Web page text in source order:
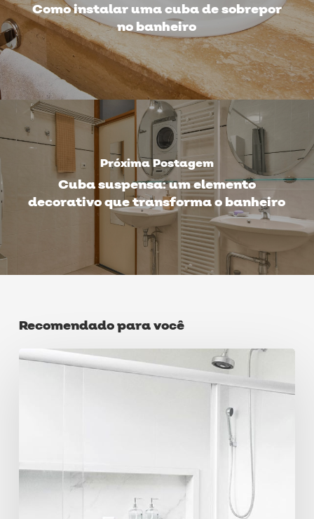
Como instalar uma cuba de sobrepor
no banheiro
Próxima Postagem
Cuba suspensa: um elemento
decorativo que transforma o banheiro
Recomendado para você
Vantagens
Liven